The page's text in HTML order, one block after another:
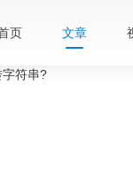
页 文章
符串?